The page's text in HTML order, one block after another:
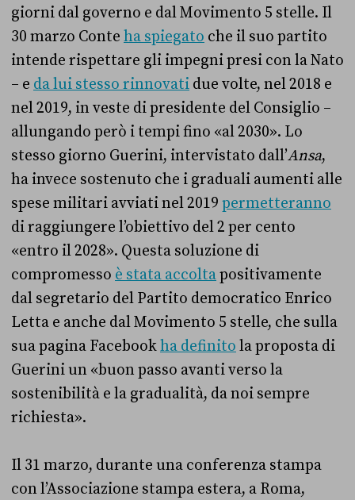
giorni dal governo e dal Movimento 5 stelle. Il
30 marzo Conte ha spiegato che il suo partito
intende rispettare gli impegni presi con la Nato
– e da lui stesso rinnovati due volte, nel 2018 e
nel 2019, in veste di presidente del Consiglio –
allungando però i tempi fino «al 2030». Lo
stesso giorno Guerini, intervistato dall’Ansa,
ha invece sostenuto che i graduali aumenti alle
spese militari avviati nel 2019 permetteranno
diraggiungere l’obiettivo del 2 per cento
«entro il 2028». Questa soluzione di
compromesso è stata accoltapositivamente
dal segretario del Partito democratico Enrico
Letta e anche dal Movimento 5 stelle, che sulla
sua pagina Facebookha definito la proposta di
Guerini un «buon passo avanti verso la
sostenibilità e la gradualità, da noi sempre
richiesta».
Il 31 marzo, durante una conferenza stampa
con l’Associazione stampa estera, a Roma,